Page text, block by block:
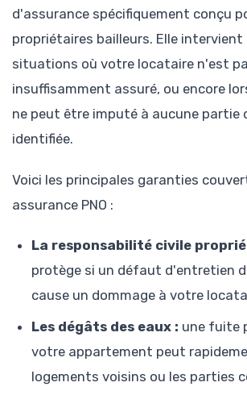
d'assurance spécifiquement conçu
propriétaires bailleurs. Elle intervient
situations où votre locataire n'est
insuffisamment assuré, ou encore
ne peut être imputé à aucune partie
identifiée.
Voici les principales garanties
assurance PNO :
La responsabilité civile
protège si un défaut d'entretien
cause un dommage à votre
Les dégâts des eaux : une fuite
votre appartement peut
logements voisins ou les parties